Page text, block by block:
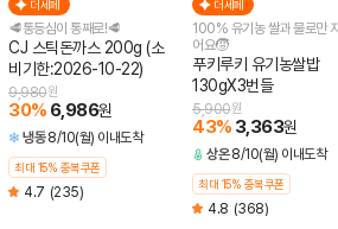
더세페
🥩통등심이 통째로!🥩
CJ 스틱돈까스 200g (소
비기한:2026-10-22)
30% 6,986원
9,980원
냉동 8/10(월) 이내도착
최대 15% 중복쿠폰
4.7 (235)
더세페
100% 유기농 쌀과 물로만
어요🧒
푸키루키 유기농쌀밥
130gX3번들
43% 3,363원
5,900원
상온 8/10(월) 이내도착
최대 15% 중복쿠폰
4.8 (368)